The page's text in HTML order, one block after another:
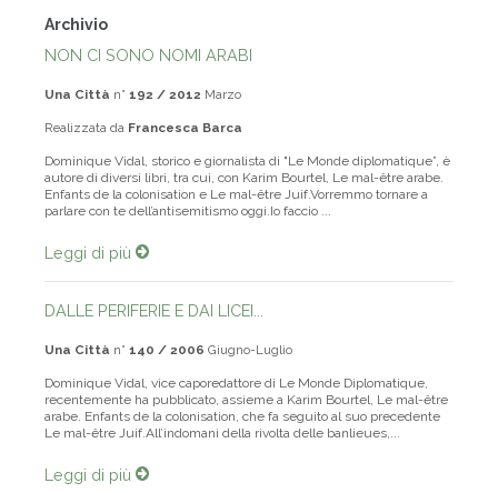
Archivio
NON CI SONO NOMI ARABI
Una Città n° 192 / 2012 Marzo
Realizzata da Francesca Barca
Dominique Vidal, storico e giornalista di "Le Monde diplomatique”, è
autore di diversi libri, tra cui, con Karim Bourtel, Le mal-être arabe.
Enfants de la colonisation e Le mal-être Juif.Vorremmo tornare a
parlare con te dell’antisemitismo oggi.Io faccio ...
Leggi di più
DALLE PERIFERIE E DAI LICEI...
Una Città n° 140 / 2006 Giugno-Luglio
Dominique Vidal, vice caporedattore di Le Monde Diplomatique,
recentemente ha pubblicato, assieme a Karim Bourtel, Le mal-être
arabe. Enfants de la colonisation, che fa seguito al suo precedente
Le mal-être Juif.All’indomani della rivolta delle banlieues,...
Leggi di più